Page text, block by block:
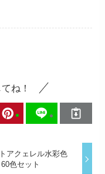
ね！
アクェレル水彩色
色セット